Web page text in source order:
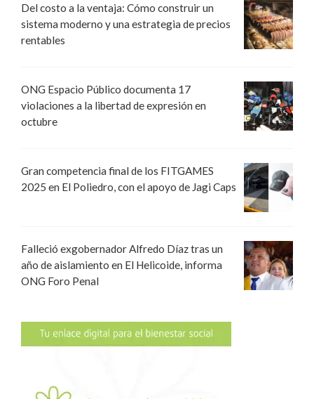
Del costo a la ventaja: Cómo construir un
sistema moderno y una estrategia de precios
rentables
ONG Espacio Público documenta 17
violaciones a la libertad de expresión en
octubre
Gran competencia final de los FITGAMES
2025 en El Poliedro, con el apoyo de Jagi Caps
Falleció exgobernador Alfredo Díaz tras un
año de aislamiento en El Helicoide, informa
ONG Foro Penal